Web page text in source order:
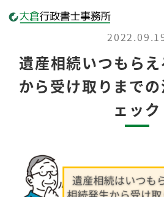
遺産相続いつもら
から受け取りまで
ェック